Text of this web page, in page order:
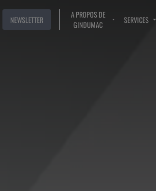
NEWSLETTER
A PROPOS DE
GINDUMAC
SERVICES